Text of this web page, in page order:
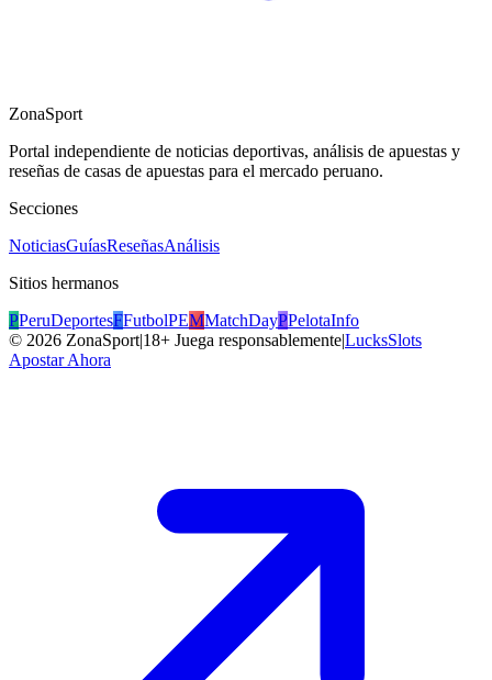
ZonaSport
Portal independiente de noticias deportivas, análisis de apuestas y
reseñas de casas de apuestas para el mercado peruano.
Secciones
NoticiasGuíasReseñasAnálisis
Sitios hermanos
PPeruDeportesFFutbolPEMMatchDayPPelotaInfo
© 2026 ZonaSport|18+ Juega responsablemente|LucksSlots
Apostar Ahora